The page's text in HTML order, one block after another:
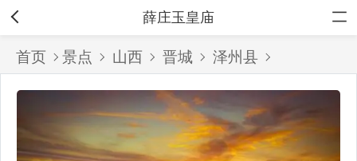
薛庄玉皇庙
首页 景点 山西 晋城 泽州县